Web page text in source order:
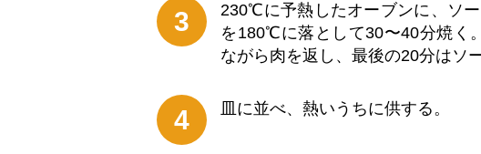
3
230℃に予熱したオーブンに、ソ
を180℃に落として30〜40分焼く
ながら肉を返し、最後の20分はソ
4 皿に並べ、熱いうちに供する。